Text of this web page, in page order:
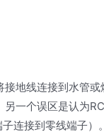
地线连接到水管
一个误区是认为
连接到零线端子